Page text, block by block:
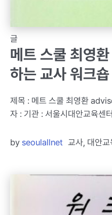
글
메트 스쿨 최영
하는 교사 워크숍
제목 : 메트 스쿨 최영환
자 : 기관 : 서울시대안교육센
by seoulallnet 교사, 대안교